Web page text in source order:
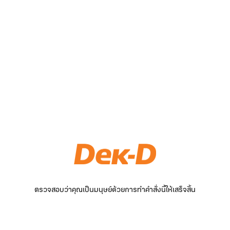
ตรวจสอบว่าคุณเป็นมนุษย์ด้วยการทำคำสั่งนี้ให้เสร็จสิ้น